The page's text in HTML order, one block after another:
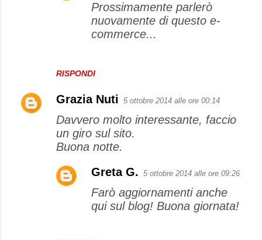
RISPONDI
Prossimamente parlerò
nuovamente di questo e-
commerce...
Grazia Nuti 5 ottobre 2014 alle ore 00:14
Davvero molto interessante, faccio
un giro sul sito.
Buona notte.
Greta G. 5 ottobre 2014 alle ore 09:26
Farò aggiornamenti anche
qui sul blog! Buona giornata!